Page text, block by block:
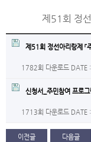
제51회 정
제51회 정선아리랑제 「
1782회 다운로드
신청서_주민참여 프로
1713회 다운로드
이전글 다음글